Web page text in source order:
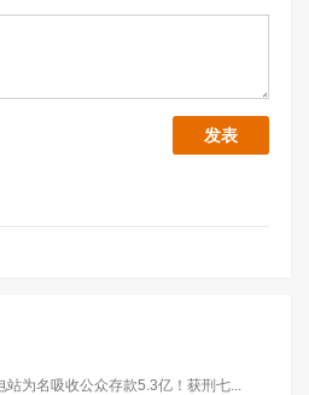
站为名吸收公众存款5.3亿！获刑七...